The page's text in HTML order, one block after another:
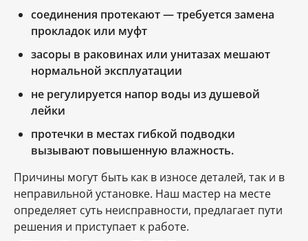
соединения протекают — требуется замена
прокладок или муфт
засоры в раковинах или унитазах мешают
нормальной эксплуатации
не регулируется напор воды из душевой
лейки
протечки в местах гибкой подводки
вызывают повышенную влажность.
Причины могут быть как в износе деталей, так и в
неправильной установке. Наш мастер на месте
определяет суть неисправности, предлагает пути
решения и приступает к работе.